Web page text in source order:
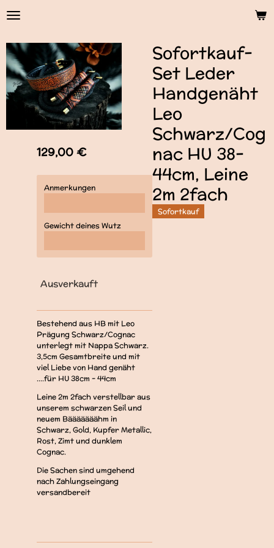
Zum
Hauptinhalt
Sofortkauf-
Set Leder
Handgenäht
Leo
Schwarz/Cog
nac HU 38-
44cm, Leine
2m 2fach
Sofortkauf
129,00 €
Anmerkungen
Gewicht deines Wutz
Ausverkauft
Bestehend aus HB mit Leo
Prägung Schwarz/Cognac
unterlegt mit Nappa Schwarz.
3,5cm Gesamtbreite und mit
viel Liebe von Hand genäht
....für HU 38cm - 44cm
Leine 2m 2fach verstellbar aus
unserem schwarzen Seil und
neuem Bääääääähm in
Schwarz, Gold, Kupfer Metallic,
Rost, Zimt und dunklem
Cognac.
Die Sachen sind umgehend
nach Zahlungseingang
versandbereit